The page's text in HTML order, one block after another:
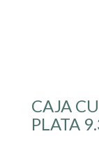
CAJA
PLATA